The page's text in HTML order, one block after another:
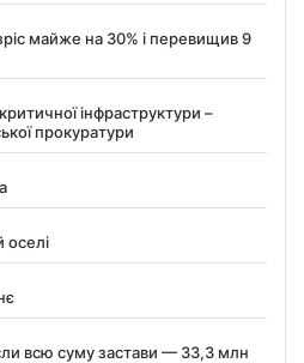
майже на 30% і перевищив 9
інфраструктури –
прокуратури
оселі
всю суму застави — 33,3 млн